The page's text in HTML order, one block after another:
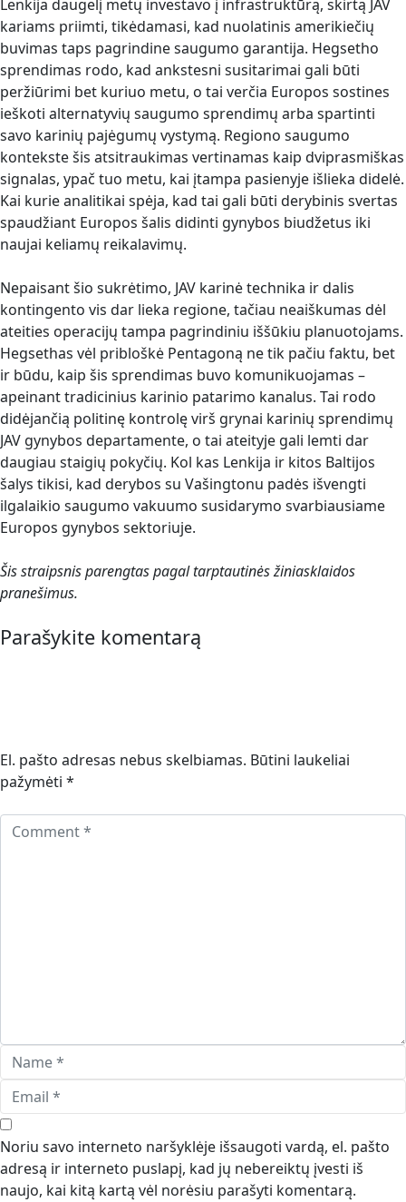
Lenkija daugelį metų investavo į infrastruktūrą, skirtą JAV
kariams priimti, tikėdamasi, kad nuolatinis amerikiečių
buvimas taps pagrindine saugumo garantija. Hegsetho
sprendimas rodo, kad ankstesni susitarimai gali būti
peržiūrimi bet kuriuo metu, o tai verčia Europos sostines
ieškoti alternatyvių saugumo sprendimų arba spartinti
savo karinių pajėgumų vystymą. Regiono saugumo
kontekste šis atsitraukimas vertinamas kaip dviprasmiškas
signalas, ypač tuo metu, kai įtampa pasienyje išlieka didelė.
Kai kurie analitikai spėja, kad tai gali būti derybinis svertas
spaudžiant Europos šalis didinti gynybos biudžetus iki
naujai keliamų reikalavimų.
Nepaisant šio sukrėtimo, JAV karinė technika ir dalis
kontingento vis dar lieka regione, tačiau neaiškumas dėl
ateities operacijų tampa pagrindiniu iššūkiu planuotojams.
Hegsethas vėl pribloškė Pentagoną ne tik pačiu faktu, bet
ir būdu, kaip šis sprendimas buvo komunikuojamas –
apeinant tradicinius karinio patarimo kanalus. Tai rodo
didėjančią politinę kontrolę virš grynai karinių sprendimų
JAV gynybos departamente, o tai ateityje gali lemti dar
daugiau staigių pokyčių. Kol kas Lenkija ir kitos Baltijos
šalys tikisi, kad derybos su Vašingtonu padės išvengti
ilgalaikio saugumo vakuumo susidarymo svarbiausiame
Europos gynybos sektoriuje.
Šis straipsnis parengtas pagal tarptautinės žiniasklaidos
pranešimus.
Parašykite komentarą
El. pašto adresas nebus skelbiamas. Būtini laukeliai
pažymėti *
Noriu savo interneto naršyklėje išsaugoti vardą, el. pašto
adresą ir interneto puslapį, kad jų nebereiktų įvesti iš
naujo, kai kitą kartą vėl norėsiu parašyti komentarą.